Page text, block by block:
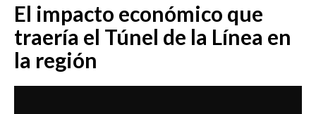
EMISIÓN 12:30 PM
El impacto económico que
traería el Túnel de la Línea en
la región